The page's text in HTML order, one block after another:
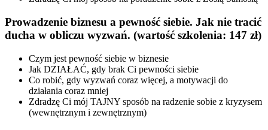
Prowadzenie biznesu a pewność siebie. Jak nie tracić
ducha w obliczu wyzwań. (wartość szkolenia: 147 zł)
Czym jest pewność siebie w biznesie
Jak DZIAŁAĆ, gdy brak Ci pewności siebie
Co robić, gdy wyzwań coraz więcej, a motywacji do
działania coraz mniej
Zdradzę Ci mój TAJNY sposób na radzenie sobie z kryzysem
(wewnętrznym i zewnętrznym)